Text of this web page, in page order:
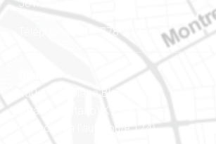
J8Y 3B5
Téléphone : 819-778-2428
400-1420, place Blair Towers
Ottawa (Ontario) K1J 9L8
(Adjacent à l’autoroute 174)